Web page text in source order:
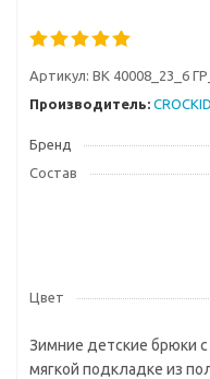
Артикул: ВК 40008_23_6
Производитель: CROCKID
Бренд
Состав
Цвет
Зимние детские брюки
мягкой подкладке из